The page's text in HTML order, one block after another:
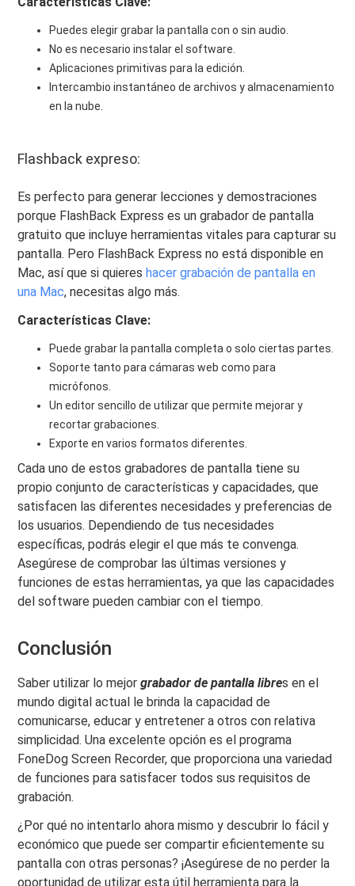
Puedes elegir grabar la pantalla con o sin audio.
No es necesario instalar el software.
Aplicaciones primitivas para la edición.
Intercambio instantáneo de archivos y almacenamiento
en la nube.
Flashback expreso:
Es perfecto para generar lecciones y demostraciones
porque FlashBack Express es un grabador de pantalla
gratuito que incluye herramientas vitales para capturar su
pantalla. Pero FlashBack Express no está disponible en
Mac, así que si quiereshacer grabación de pantalla en
una Mac, necesitas algo más.
Características Clave:
Puede grabar la pantalla completa o solo ciertas partes.
Soporte tanto para cámaras web como para
micrófonos.
Un editor sencillo de utilizar que permite mejorar y
recortar grabaciones.
Exporte en varios formatos diferentes.
Cada uno de estos grabadores de pantalla tiene su
propio conjunto de características y capacidades, que
satisfacen las diferentes necesidades y preferencias de
los usuarios. Dependiendo de tus necesidades
específicas, podrás elegir el que más te convenga.
Asegúrese de comprobar las últimas versiones y
funciones de estas herramientas, ya que las capacidades
del software pueden cambiar con el tiempo.
Conclusión
Saber utilizar lo mejorgrabador de pantalla libres en el
mundo digital actual le brinda la capacidad de
comunicarse, educar y entretener a otros con relativa
simplicidad. Una excelente opción es el programa
FoneDog Screen Recorder, que proporciona una variedad
de funciones para satisfacer todos sus requisitos de
grabación.
¿Por qué no intentarlo ahora mismo y descubrir lo fácil y
económico que puede ser compartir eficientemente su
pantalla con otras personas? ¡Asegúrese de no perder la
oportunidad de utilizar esta útil herramienta para la